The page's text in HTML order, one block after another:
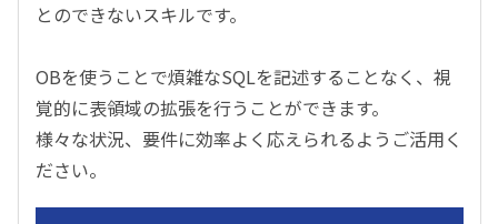
とのできないスキルです。
OBを使うことで煩雑なSQLを記述することなく、視
覚的に表領域の拡張を行うことができます。
様々な状況、要件に効率よく応えられるようご活用く
ださい。